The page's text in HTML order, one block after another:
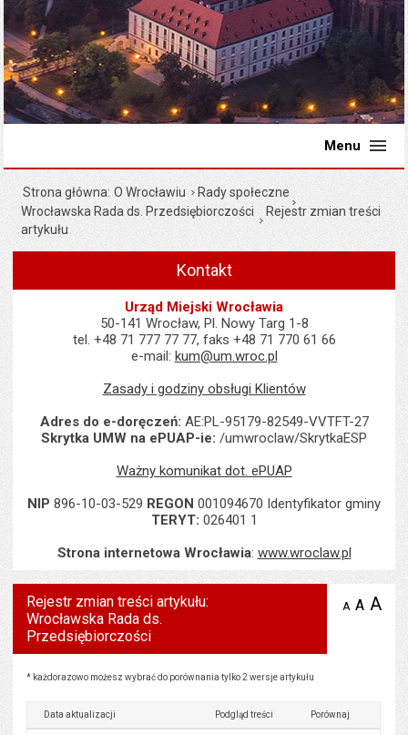
Menu
Strona główna O Wrocławiu
Rady społeczne
Wrocławska Rada ds. Przedsiębiorczości
Rejestr zmian treści
artykułu
Kontakt
Urząd Miejski Wrocławia
50-141 Wrocław, Pl. Nowy Targ 1-8
tel. +48 71 777 77 77, faks +48 71 770 61 66
e-mail: kum@um.wroc.pl
Zasady i godziny obsługi Klientów
Adres do e-doręczeń: AE:PL-95179-82549-VVTFT-27
Skrytka UMW na ePUAP-ie: /umwroclaw/SkrytkaESP
Ważny komunikat dot. ePUAP
NIP 896-10-03-529 REGON 001094670 Identyfikator gminy
TERYT: 026401 1
Strona internetowa Wrocławia: www.wroclaw.pl
Rejestr zmian treści artykułu:
Wrocławska Rada ds.
Przedsiębiorczości
A zmniejsz
A A
Rejestr zmian treści artykułu: Wrocławska Rada ds. Przedsiębiorczości
* każdorazowo możesz wybrać do porównania tylko 2 wersje artykułu
Data aktualizacji Podgląd treści Porównaj